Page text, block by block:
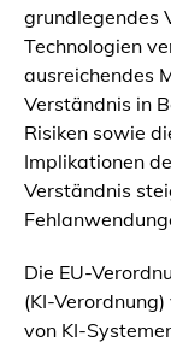
grundlegendes
Technologien
ausreichendes
Verständnis in
Risiken sowie
Implikationen
Verständnis
Die EU-
von